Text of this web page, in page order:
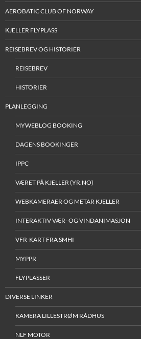
AEROBATIC CLUB OF NORWAY
KJELLER FLYPLASS
REISEBREV OG HISTORIER
REISEBREV
HISTORIER
PLANLEGGING
MYWEBLOG BOOKING
DAGENS BOOKINGER
IPPC
VÆRET PÅ KJELLER (YR.NO)
WEBKAMERAER OG METAR KJELLER
INTERAKTIV VÆR- OG VINDANIMASJON
VFR-KART FRA SMHI
MYPPR
FLYPLASSER
DIVERSE LINKER
KAMERA LILLESTRØM RÅDHUS
NLF MOTOR